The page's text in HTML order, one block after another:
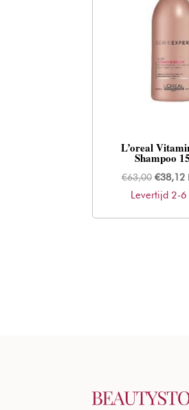
L’oreal
Shampoo
€63,00
prijs
€38,12
Levertijd 2-6